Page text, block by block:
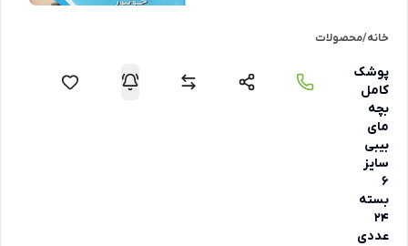
خانه/محصولات
پوشک
کامل
بچه
مای
بیبی
سایز
6
بسته
24
عددی